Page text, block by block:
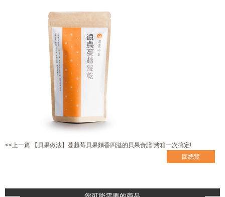
<<上一篇 【貝果做法】蔓越莓貝果麵香四溢的貝果食譜!烤箱一次搞定!
回總覽